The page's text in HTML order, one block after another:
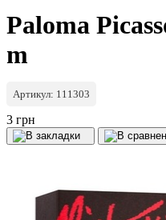
Paloma
m
Артикул: 111303
3 грн